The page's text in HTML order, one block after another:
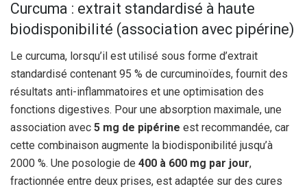
Curcuma : extrait standardisé à haute
biodisponibilité (association avec pipérine)
Le curcuma, lorsqu’il est utilisé sous forme d’extrait
standardisé contenant 95 % de curcuminoïdes, fournit des
résultats anti-inflammatoires et une optimisation des
fonctions digestives. Pour une absorption maximale, une
association avec 5 mg de pipérine est recommandée, car
cette combinaison augmente la biodisponibilité jusqu’à
2000 %. Une posologie de 400 à 600 mg par jour,
fractionnée entre deux prises, est adaptée sur des cures